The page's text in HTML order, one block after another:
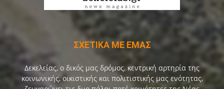
ΣΧΕΤΙΚΑ ΜΕ ΕΜΑΣ
Δεκελείας, ο δικός μας δρόμος, κεντρική αρτηρία της
κοινωνικής, οικιστικής και πολιτιστικής μας ενότητας,